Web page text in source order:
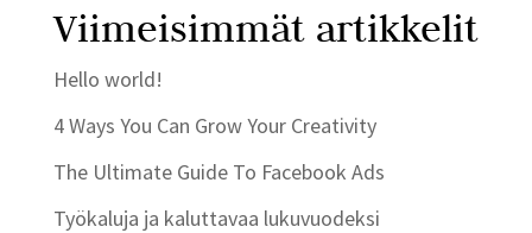
Viimeisimmät artikkelit
Hello world!
4 Ways You Can Grow Your Creativity
The Ultimate Guide To Facebook Ads
Työkaluja ja kaluttavaa lukuvuodeksi